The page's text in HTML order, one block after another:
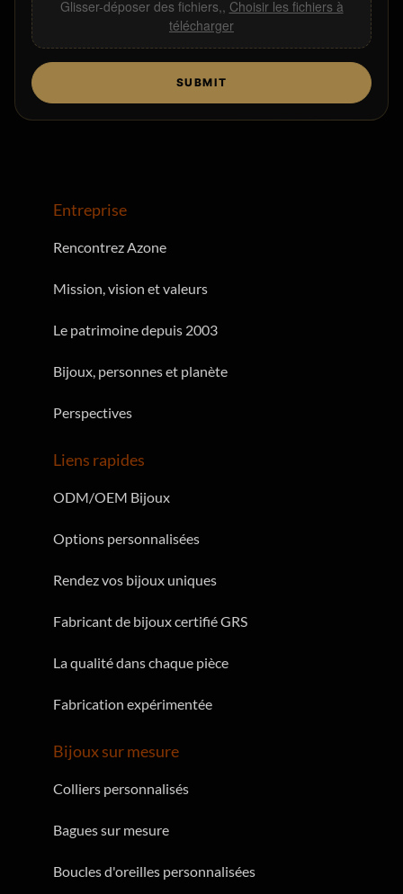
Glisser-déposer des fichiers,,Choisir les fichiers à
télécharger
SUBMIT
Bijoux sur mesure
Colliers personnalisés
Bagues sur mesure
Boucles d'oreilles personnalisées
Liens rapides
ODM/OEM Bijoux
Options personnalisées
Rendez vos bijoux uniques
Fabricant de bijoux certifié GRS
La qualité dans chaque pièce
Fabrication expérimentée
Entreprise
Rencontrez Azone
Mission, vision et valeurs
Le patrimoine depuis 2003
Bijoux, personnes et planète
Perspectives